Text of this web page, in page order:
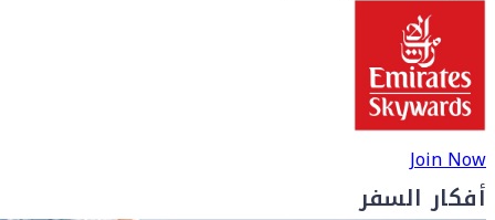
Join Now
أفكار السفر